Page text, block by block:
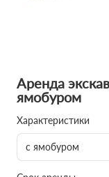
Аренда
ямобуром
Характеристики
с ямобуром